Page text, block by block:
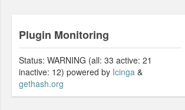
Plugin Monitoring
Status: WARNING (all: 33 active: 21
inactive: 12) powered by Icinga &
gethash.org